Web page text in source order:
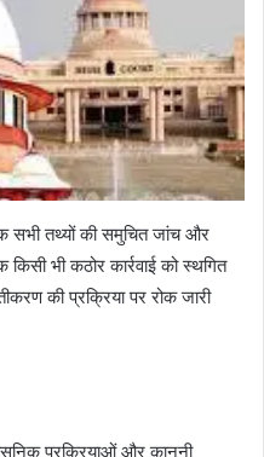
सभी तथ्यों की समुचित जांच और
किसी भी कठोर कार्रवाई को स्थगित
की प्रक्रिया पर रोक जारी
प्रक्रियाओं और कानूनी